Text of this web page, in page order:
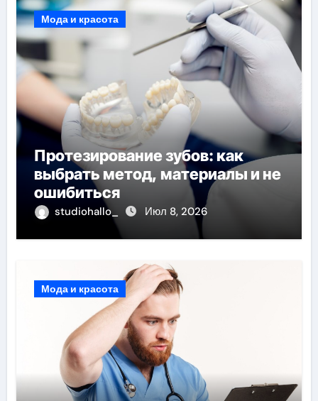
Мода и красота
Протезирование зубов: как
выбрать метод, материалы и не
ошибиться
studiohallo_ Июл 8, 2026
Мода и красота